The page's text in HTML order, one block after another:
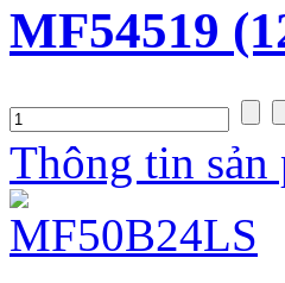
MF54519
Thông tin sản